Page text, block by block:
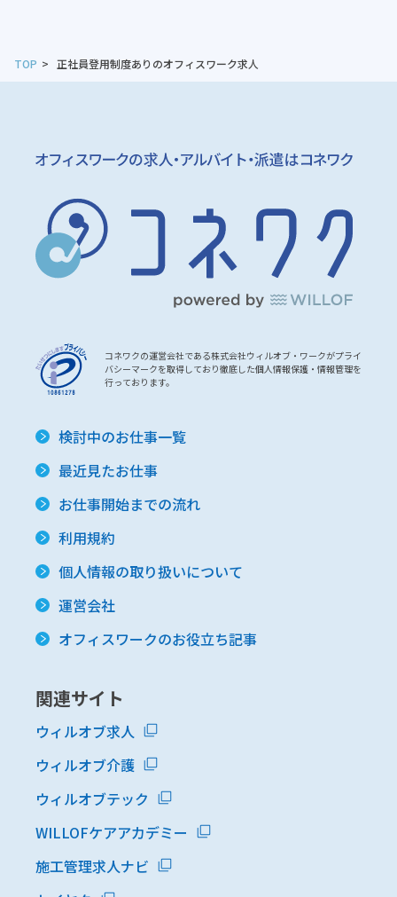
TOP 正社員登用制度ありのオフィスワーク求人
コネワクの運営会社である株式会社ウィルオブ・ワークがプライ
バシーマークを取得しており徹底した個人情報保護・情報管理を
行っております。
検討中のお仕事一覧
最近見たお仕事
お仕事開始までの流れ
利用規約
個人情報の取り扱いについて
運営会社
オフィスワークのお役立ち記事
関連サイト
ウィルオブ求人
ウィルオブ介護
ウィルオブテック
WILLOFケアアカデミー
施工管理求人ナビ